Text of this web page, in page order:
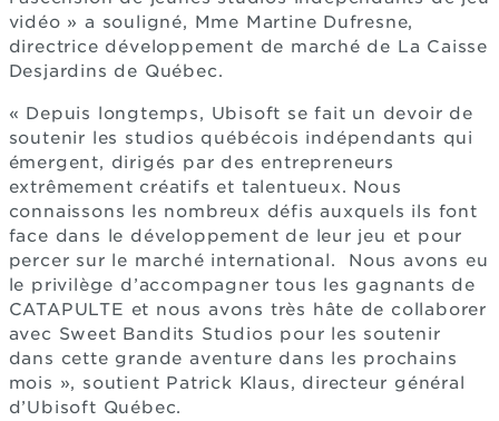
vidéo » a souligné, Mme Martine Dufresne,
directrice développement de marché de La Caisse
Desjardins de Québec.
« Depuis longtemps, Ubisoft se fait un devoir de
soutenir les studios québécois indépendants qui
émergent, dirigés par des entrepreneurs
extrêmement créatifs et talentueux. Nous
connaissons les nombreux défis auxquels ils font
face dans le développement de leur jeu et pour
percer sur le marché international. Nous avons eu
le privilège d’accompagner tous les gagnants de
CATAPULTE et nous avons très hâte de collaborer
avec Sweet Bandits Studios pour les soutenir
dans cette grande aventure dans les prochains
mois », soutient Patrick Klaus, directeur général
d’Ubisoft Québec.